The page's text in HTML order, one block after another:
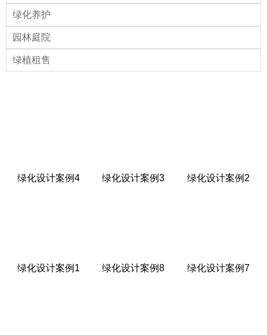
绿化养护
园林庭院
绿植租售
绿化设计案例4 绿化设计案例3 绿化设计案例2
绿化设计案例1 绿化设计案例8 绿化设计案例7